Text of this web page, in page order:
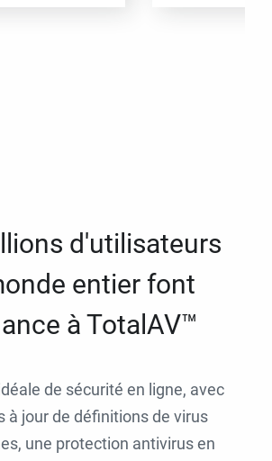
d'utilisateurs
entier font
à TotalAV™
de sécurité en ligne, avec
à jour de définitions de virus
une protection antivirus en